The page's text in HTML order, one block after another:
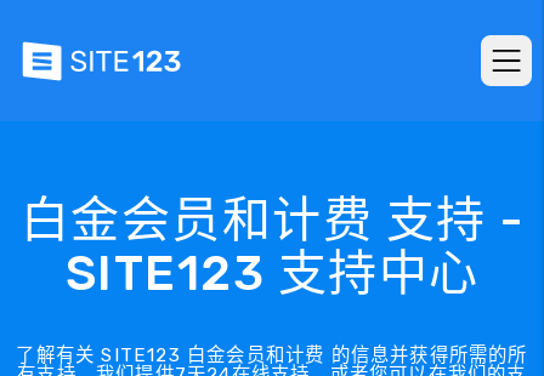
白金会员和计费 支持 -
SITE123 支持中心
了解有关 SITE123 白金会员和计费 的信息并获得所需的所